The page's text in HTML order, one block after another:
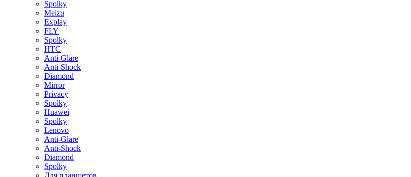
Spolky
Meizu
Explay
FLY
Spolky
HTC
Anti-Glare
Anti-Shock
Diamond
Mirror
Privacy
Spolky
Huawei
Spolky
Lenovo
Anti-Glare
Anti-Shock
Diamond
Spolky